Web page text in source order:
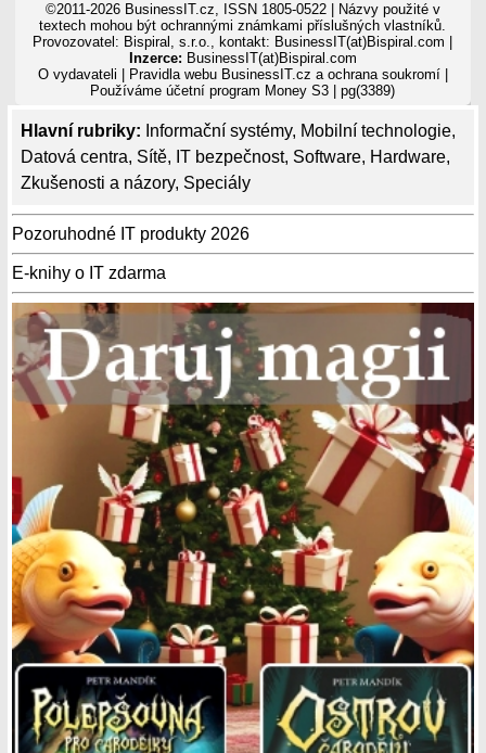
Hlavní rubriky: Informační systémy, Mobilní technologie,
Datová centra, Sítě, IT bezpečnost, Software, Hardware,
Zkušenosti a názory, Speciály
Pozoruhodné IT produkty 2026
E-knihy o IT zdarma
©2011-2026 BusinessIT.cz, ISSN 1805-0522 | Názvy použité v
textech mohou být ochrannými známkami příslušných vlastníků.
Provozovatel: Bispiral, s.r.o., kontakt: BusinessIT(at)Bispiral.com |
Inzerce: BusinessIT(at)Bispiral.com
O vydavateli
Pravidla webu BusinessIT.cz a ochrana soukromí|
Používámeúčetní program Money S3 | pg(3389)